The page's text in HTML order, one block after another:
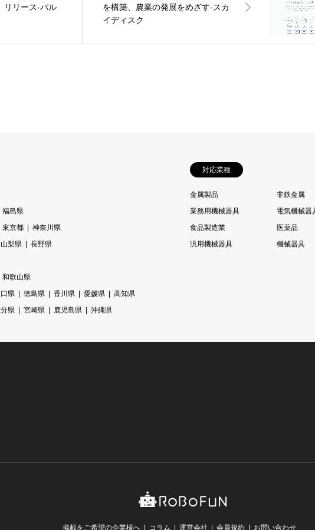
リリース‐パル
を構築、農業の発展をめざす‐スカ
イディスク
福島県
東京都
神奈川県
山梨県
長野県
和歌山県
県 徳島県 香川県 愛媛県
高知県
県 宮崎県 鹿児島県 沖縄県
対応業種
金属製品
非鉄金属
業務用機械器具
電気機械器
食品製造業
医薬品
汎用機械器具
機械器具
掲載をご希望の企業様へ コラム 運営会社 会員規約 お問い合わせ